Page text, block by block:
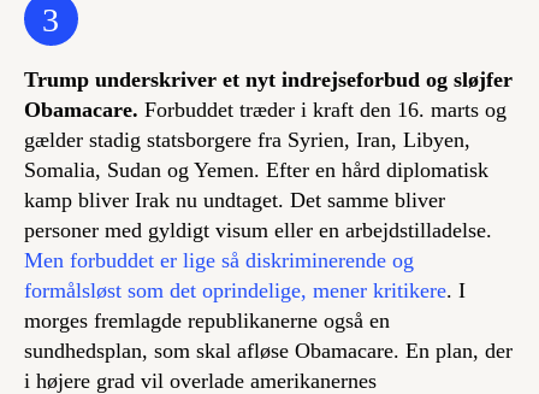
3
Trump underskriver et nyt indrejseforbud og sløjfer
Obamacare. Forbuddet træder i kraft den 16. marts og
gælder stadig statsborgere fra Syrien, Iran, Libyen,
Somalia, Sudan og Yemen. Efter en hård diplomatisk
kamp bliver Irak nu undtaget. Det samme bliver
personer med gyldigt visum eller en arbejdstilladelse.
Men forbuddet er lige så diskriminerende og
formålsløst som det oprindelige, mener kritikere. I
morges fremlagde republikanerne også en
sundhedsplan, som skal afløse Obamacare. En plan, der
i højere grad vil overlade amerikanernes